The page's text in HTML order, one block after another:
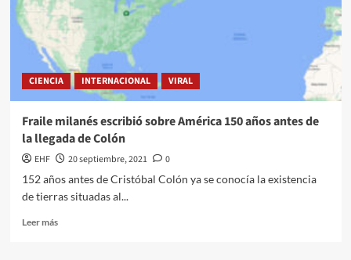
CIENCIA INTERNACIONAL VIRAL
Fraile milanés escribió sobre América 150 años antes de
la llegada de Colón
EHF 20 septiembre, 2021
0
152 años antes de Cristóbal Colón ya se conocía la existencia
de tierras situadas al...
Leer más